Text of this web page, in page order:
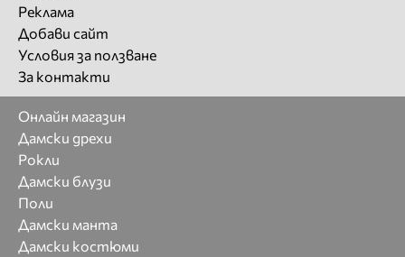
Реклама
Добави сайт
Условия за ползване
За контакти
Онлайн магазин
Дамски дрехи
Рокли
Дамски блузи
Поли
Дамски манта
Дамски костюми